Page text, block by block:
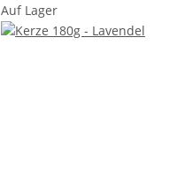
Auf Lager